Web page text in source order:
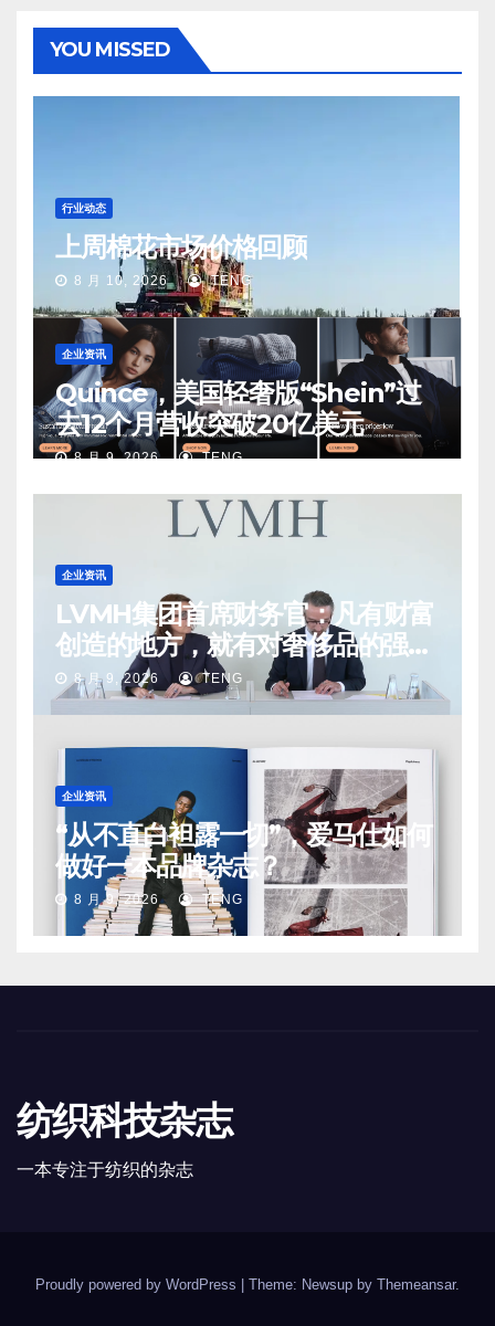
YOU MISSED
行业动态
上周棉花市场价格回顾
8 月 10, 2026 TENG
企业资讯
Quince，美国轻奢版“Shein”过
去12个月营收突破20亿美元
8 月 9, 2026 TENG
企业资讯
LVMH集团首席财务官：凡有财富
创造的地方，就有对奢侈品的强烈
需求
8 月 9, 2026 TENG
企业资讯
“从不直白袒露一切”，爱马仕如何
做好一本品牌杂志？
8 月 9, 2026 TENG
纺织科技杂志
一本专注于纺织的杂志
Proudly powered by WordPress | Theme: Newsup by Themeansar.